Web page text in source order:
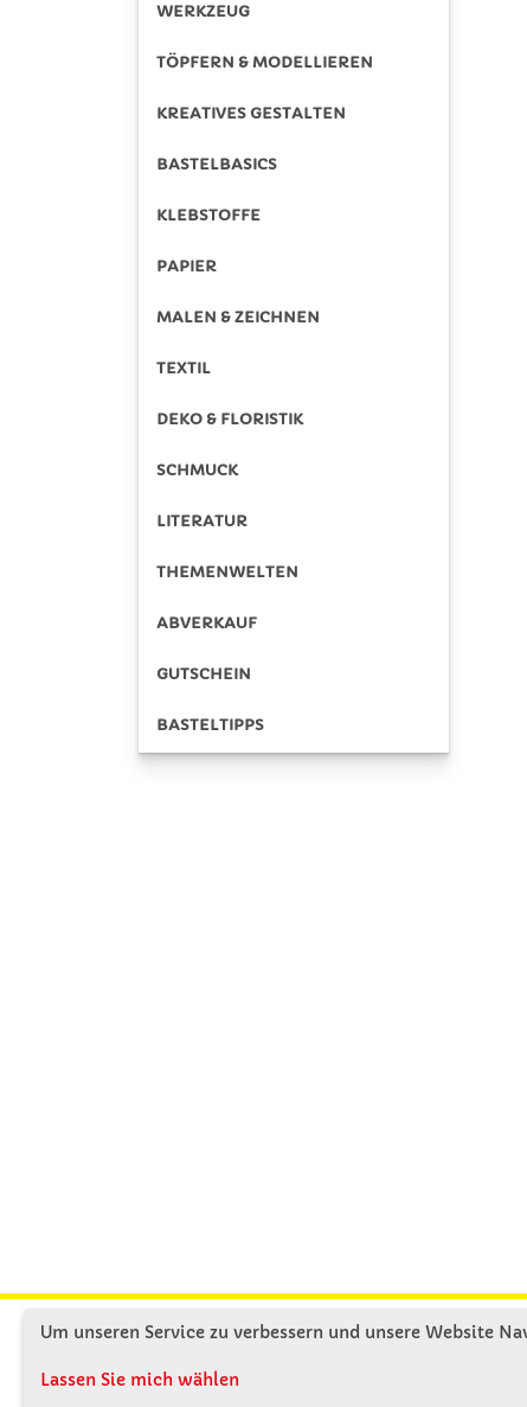
WERKZEUG
TÖPFERN & MODELLIEREN
KREATIVES GESTALTEN
BASTELBASICS
KLEBSTOFFE
PAPIER
MALEN & ZEICHNEN
TEXTIL
DEKO & FLORISTIK
SCHMUCK
LITERATUR
THEMENWELTEN
ABVERKAUF
GUTSCHEIN
BASTELTIPPS
KONTAKT
Um unseren Service zu verbessern und unsere Website
Lassen Sie mich wählen